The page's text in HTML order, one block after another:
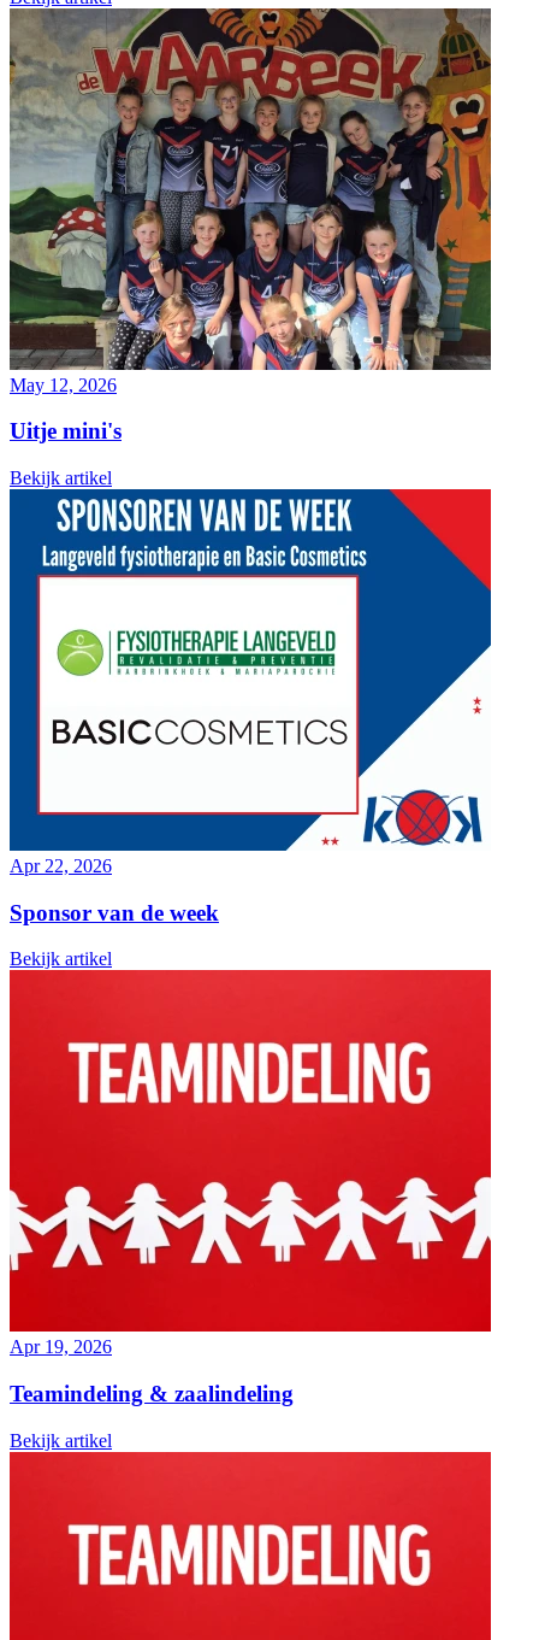
May 12, 2026
Uitje mini's
Bekijk artikel
Apr 22, 2026
Sponsor van de week
Bekijk artikel
Apr 19, 2026
Teamindeling & zaalindeling
Bekijk artikel